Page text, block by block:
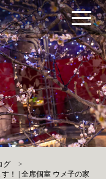
グ
>
！ | 全席個室 ウメ子の家